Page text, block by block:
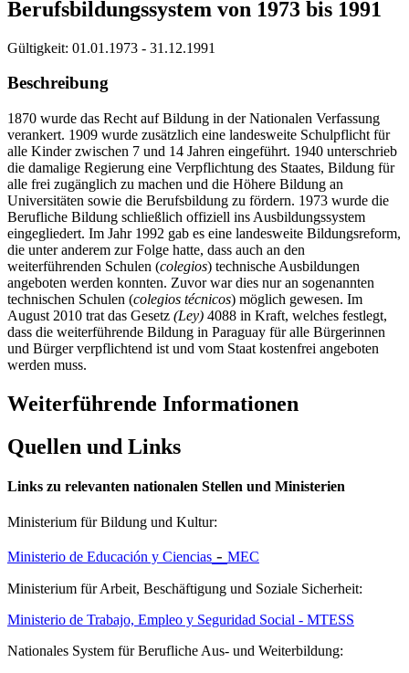
Berufsbildungssystem von 1973 bis 1991
Gültigkeit: 01.01.1973 - 31.12.1991
Beschreibung
1870 wurde das Recht auf Bildung in der Nationalen Verfassung
verankert. 1909 wurde zusätzlich eine landesweite Schulpflicht für
alle Kinder zwischen 7 und 14 Jahren eingeführt. 1940 unterschrieb
die damalige Regierung eine Verpflichtung des Staates, Bildung für
alle frei zugänglich zu machen und die Höhere Bildung an
Universitäten sowie die Berufsbildung zu fördern. 1973 wurde die
Berufliche Bildung schließlich offiziell ins Ausbildungssystem
eingegliedert. Im Jahr 1992 gab es eine landesweite Bildungsreform,
die unter anderem zur Folge hatte, dass auch an den
weiterführenden Schulen (colegios) technische Ausbildungen
angeboten werden konnten. Zuvor war dies nur an sogenannten
technischen Schulen (colegios técnicos) möglich gewesen. Im
August 2010 trat das Gesetz (Ley) 4088 in Kraft, welches festlegt,
dass die weiterführende Bildung in Paraguay für alle Bürgerinnen
und Bürger verpflichtend ist und vom Staat kostenfrei angeboten
werden muss.
Weiterführende Informationen
Quellen und Links
Links zu relevanten nationalen Stellen und Ministerien
Ministerium für Bildung und Kultur:
Ministerio de Educación y Ciencias - MEC
Ministerium für Arbeit, Beschäftigung und Soziale Sicherheit:
Ministerio de Trabajo, Empleo y Seguridad Social - MTESS
Nationales System für Berufliche Aus- und Weiterbildung: